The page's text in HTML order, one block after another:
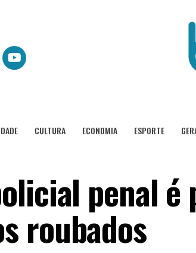
CULTURA ECONOMIA ESPORTE
penal
roubados